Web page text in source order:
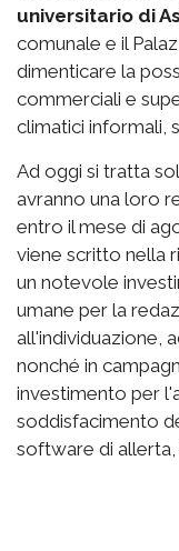
universitario di
comunale e il
dimenticare la
commerciali e
climatici informali,
Ad oggi si tratta
avranno una loro
entro il mese di
viene scritto nella
un notevole
umane per la
all'individuazione,
nonché in
investimento per
soddisfacimento
software di